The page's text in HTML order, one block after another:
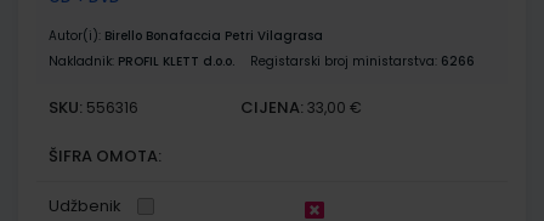
Autor(i): Birello Bonafaccia Petri Vilagrasa
Nakladnik: PROFIL KLETT d.o.o. Registarski broj ministarstva: 6266
SKU: 556316 CIJENA: 33,00 €
ŠIFRA OMOTA:
Udžbenik